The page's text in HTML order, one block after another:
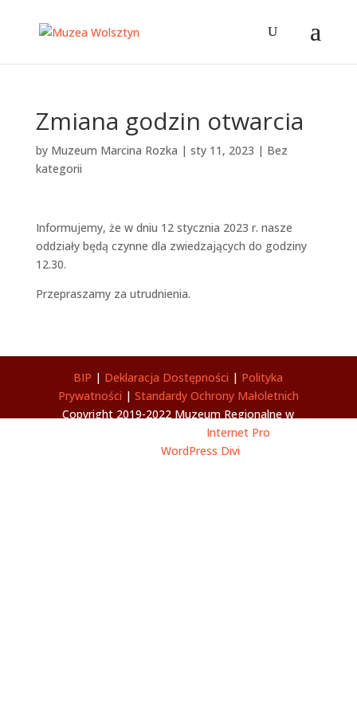
Zmiana godzin otwarcia
by Muzeum Marcina Rozka | sty 11, 2023 | Bez
kategorii
Informujemy, że w dniu 12 stycznia 2023 r. nasze
oddziały będą czynne dla zwiedzających do godziny
12.30.
Przepraszamy za utrudnienia.
BIP | Deklaracja Dostępności | Polityka
Prywatności | Standardy Ochrony Małoletnich
Copyright 2019-2022 Muzeum Regionalne w
Internet Pro
SzablonWordPress Divi